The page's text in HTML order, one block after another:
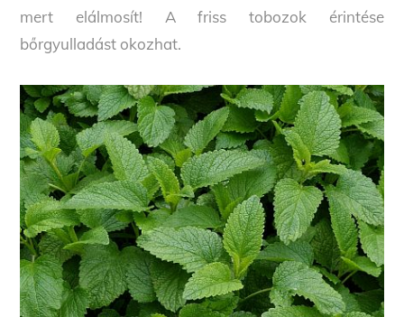
mert elálmosít! A friss tobozok érintése
bőrgyulladást okozhat.